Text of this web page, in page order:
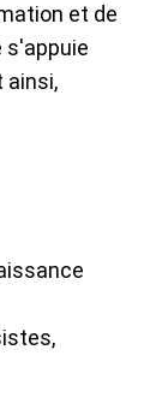
et de
s'appuie
ainsi,